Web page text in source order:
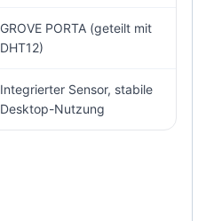
GROVE PORTA (geteilt mit
DHT12)
Integrierter Sensor, stabile
Desktop-Nutzung